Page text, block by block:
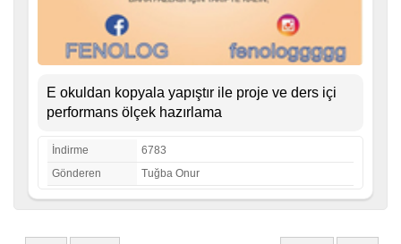
E okuldan kopyala yapıştır ile proje ve ders içi
performans ölçek hazırlama
İndirme
6783
Gönderen
Tuğba Onur